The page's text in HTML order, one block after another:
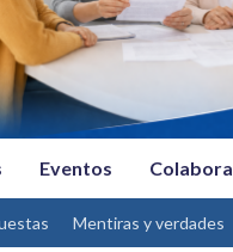
Eventos Colabora
Mentiras y verdades